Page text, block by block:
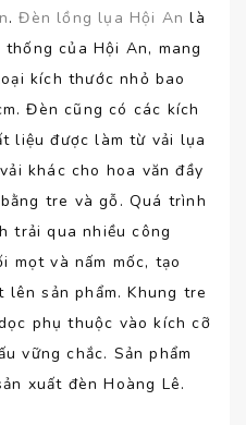
.Đèn lồng lụa Hội An là
thống của Hội An, mang
kích thước nhỏ bao
Đèn cũng có các kích
liệu được làm từ vải lụa
khác cho hoa văn đầy
tre và gỗ. Quá trình
trải qua nhiều công
mọt và nấm mốc, tạo
sản phẩm. Khung tre
phụ thuộc vào kích cỡ
vững chắc. Sản phẩm
xuất đèn Hoàng Lê.